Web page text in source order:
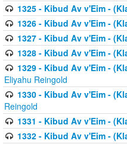
1325 - Kibud Av v'Eim -
1326 - Kibud Av v'Eim -
1327 - Kibud Av v'Eim -
1328 - Kibud Av v'Eim -
1329 - Kibud Av v'Eim -
Eliyahu Reingold
1330 - Kibud Av v'Eim -
Reingold
1331 - Kibud Av v'Eim -
1332 - Kibud Av v'Eim -